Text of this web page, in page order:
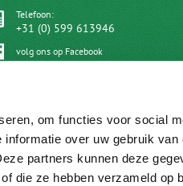
om functies voor social
over uw gebruik van
partners kunnen deze
die ze hebben verzameld op
Telefoon:
+31 (0) 599 613946
volg ons op Facebook